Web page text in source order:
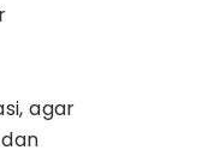
agar